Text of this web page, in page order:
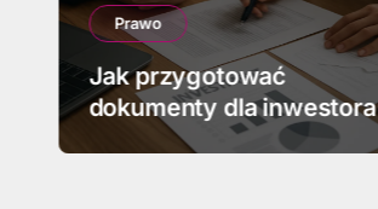
Prawo
Jak przygotować
dokumenty dla inwestora